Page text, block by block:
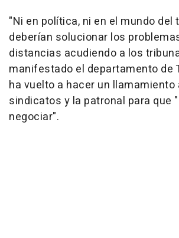
"Ni en política, ni en el mundo del
deberían solucionar los
distancias acudiendo a los
manifestado el departamento de
ha vuelto a hacer un llamamiento
sindicatos y la patronal para que
negociar".